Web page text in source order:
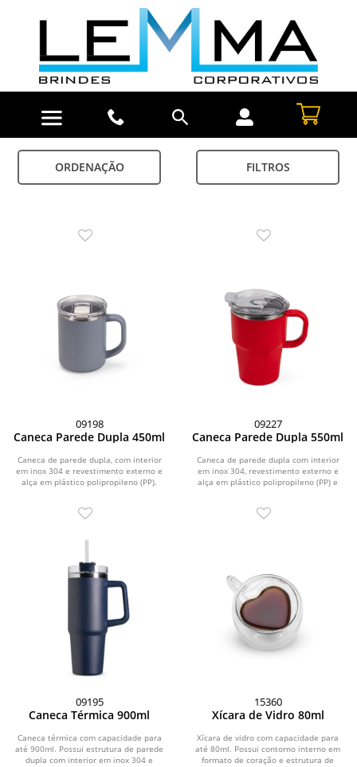
ORDENAÇÃO FILTROS
09198
Caneca Parede Dupla 450ml
Caneca de parede dupla, com interior
em inox 304 e revestimento externo e
alça em plástico polipropileno (PP).
09227
Caneca Parede Dupla 550ml
Caneca de parede dupla com interior
em inox 304, revestimento externo e
alça em plástico polipropileno (PP) e
09195
Caneca Térmica 900ml
Caneca térmica com capacidade para
até 900ml. Possui estrutura de parede
dupla com interior em inox 304 e
15360
Xícara de Vidro 80ml
Xícara de vidro com capacidade para
até 80ml. Possui contorno interno em
formato de coração e estrutura de